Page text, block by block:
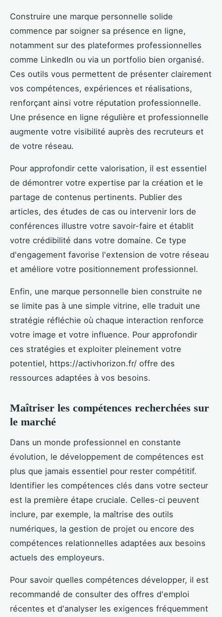
Construire une marque personnelle solide
commence par soigner sa présence en ligne,
notamment sur des plateformes professionnelles
comme LinkedIn ou via un portfolio bien organisé.
Ces outils vous permettent de présenter clairement
vos compétences, expériences et réalisations,
renforçant ainsi votre réputation professionnelle.
Une présence en ligne régulière et professionnelle
augmente votre visibilité auprès des recruteurs et
de votre réseau.
Pour approfondir cette valorisation, il est essentiel
de démontrer votre expertise par la création et le
partage de contenus pertinents. Publier des
articles, des études de cas ou intervenir lors de
conférences illustre votre savoir-faire et établit
votre crédibilité dans votre domaine. Ce type
d'engagement favorise l'extension de votre réseau
et améliore votre positionnement professionnel.
Enfin, une marque personnelle bien construite ne
se limite pas à une simple vitrine, elle traduit une
stratégie réfléchie où chaque interaction renforce
votre image et votre influence. Pour approfondir
ces stratégies et exploiter pleinement votre
potentiel, https://activhorizon.fr/ offre des
ressources adaptées à vos besoins.
Maîtriser les compétences recherchées sur
le marché
Dans un monde professionnel en constante
évolution, le développement de compétences est
plus que jamais essentiel pour rester compétitif.
Identifier les compétences clés dans votre secteur
est la première étape cruciale. Celles-ci peuvent
inclure, par exemple, la maîtrise des outils
numériques, la gestion de projet ou encore des
compétences relationnelles adaptées aux besoins
actuels des employeurs.
Pour savoir quelles compétences développer, il est
recommandé de consulter des offres d'emploi
récentes et d'analyser les exigences fréquemment